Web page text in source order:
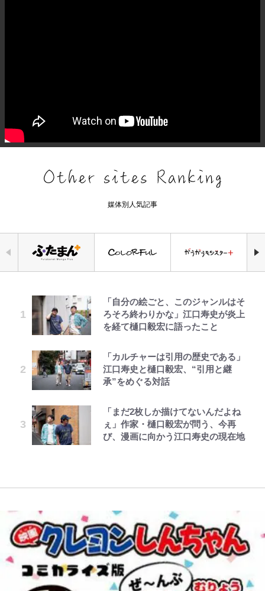
媒体別人気記事
「自分の絵ごと、このジャンルはそ
ろそろ終わりかな」江口寿史が炎上
を経て樋口毅宏に語ったこと
「カルチャーは引用の歴史である」
江口寿史と樋口毅宏、“引用と継
承”をめぐる対話
「まだ2枚しか描けてないんだよね
ぇ」作家・樋口毅宏が問う、今再
び、漫画に向かう江口寿史の現在地
空の轍と大地の雲と 第1回
第3回 出版までの道のり・その2
レビュー『仮面家族』悠木シュン・
著
公式-冒険家になろう! ~スキルボー
ドでダンジョン攻略~ 第65話(1)
公式-超難関ダンジョンで10万年修
行した結果、世界最強に~最弱無能
の下剋上~ 第37話(1)
公式-ポーション工場に左遷された
錬金術師、美少女に拉致され異国で
いつの間にか英雄になる 第29話(2)
｢守り方かっこよすぎ｣上田綺世が
妻の“ワンオペ騒動”に家族写真で
アンサー！ボールも嫁の炎上も収め
長友夫妻も続々エール！
｢めーっちゃオシャじゃん｣中田英
いい｣｢好きなデザイン｣｢今年は2nd
買おうかな｣
錦織一清の写真集はなぜ私服なの
か…高級ブランドをやめ等身大の自
分を表現する現在「ちゃんとおじい
藤原紀香が23年間続けるボランテ
ィア活動の原動力は…「偽善者だ」
錦織一清が語る還暦からの新たな挑
戦…少年隊の分岐点と60代で挑む
千葉雄大、ほっそりイケメン近影に
「顔パンパンだったのに」反響 視
聴者が想った激変の納得理由
GLAY・TERU＆PUFFY大貫亜美
の“共演”ショットに「夫婦で写っ
てるの尊い」 長女はもう23歳
元SKE48・松井珠理奈、街中で見
せた“ド迫力のノースリーブ”姿に
ファン反応 直近では「幸せ太り」
荒々しい「火山帯」の一端にいるこ
とを体感！ 登頂約10分でも大迫力
「吾妻小富士」火口を1周する「1
ポ【福島県福島市】
青く美しい「幸せのブルービー」の
る「季節の虫」の探し方 vol.21】
【キャンプ自己啓発】増えすぎたギ
えびめしの流儀
でっかい男になりたいゾ
浅草は日本の心だゾ